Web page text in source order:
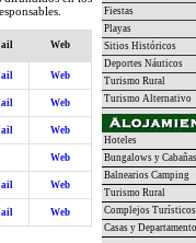
Web
Web
Web
Web
Web
Web
Web
Fiestas
Playas
Sitios Históricos
Deportes Náuticos
Turismo Rural
Turismo Alternativo
Hoteles
Bungalows y Cabañas
Balnearios Camping
Turismo Rural
Complejos Turísticos
Casas y